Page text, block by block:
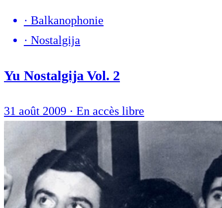
· Balkanophonie
· Nostalgija
Yu Nostalgija Vol. 2
31 août 2009 · En accès libre